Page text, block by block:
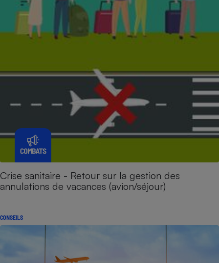
Crise sanitaire - Retour sur la gestion des
annulations de vacances (avion/séjour)
CONSEILS